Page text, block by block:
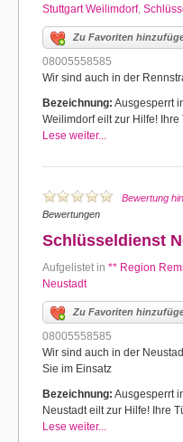
Stuttgart Weilimdorf,
Zu Favoriten
08005558585
Wir sind auch in der
Bezeichnung: Ausgesperrt
Weilimdorf eilt zur Hilfe!
Lese weiter...
Bewertung
Bewertungen
Schlüsseldienst
Aufgelistet in ** Region
Neustadt
Zu Favoriten
08005558585
Wir sind auch in der
Sie im Einsatz
Bezeichnung: Ausgesperrt
Neustadt eilt zur Hilfe! Ihre
Lese weiter...